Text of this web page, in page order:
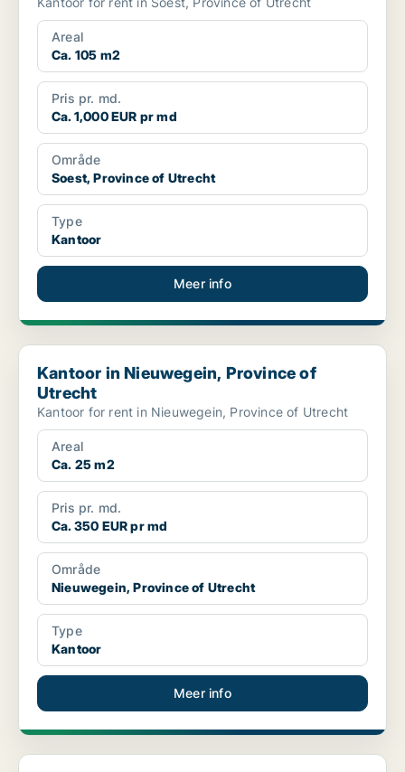
Areal
Ca. 105 m2
Pris pr. md.
Ca. 1,000 EUR pr md
Område
Soest, Province of Utrecht
Type
Kantoor
Meer info
Kantoor in Nieuwegein, Province of Utrecht
Kantoor in Nieuwegein, Province of
Utrecht
Kantoor for rent in Nieuwegein, Province of Utrecht
Areal
Ca. 25 m2
Pris pr. md.
Ca. 350 EUR pr md
Område
Nieuwegein, Province of Utrecht
Type
Kantoor
Meer info
Commercial space in Houten, Province of Utrecht